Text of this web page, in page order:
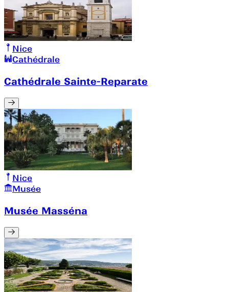
Nice
Cathédrale
Cathédrale Sainte-Reparate
Nice
Musée
Musée Masséna